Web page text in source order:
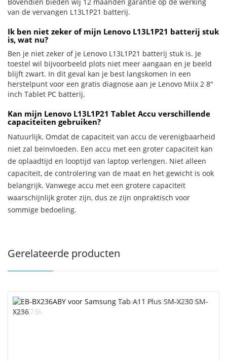
van de vervangen L13L1P21 batterij.
Ik ben niet zeker of mijn Lenovo L13L1P21 batterij stuk
is, wat nu?
Ben je niet zeker of je Lenovo L13L1P21 batterij stuk is. Je
toestel wil bijvoorbeeld plots niet meer aangaan en je beeld
blijft zwart. In dit geval kan je best langskomen in een
herstelpunt voor een gratis diagnose aan je Lenovo Miix 2 8"
inch Tablet PC batterij.
Kan mijn Lenovo L13L1P21 Tablet Accu verschillende
capaciteiten gebruiken?
Natuurlijk. Omdat de capaciteit van accu de verenigbaarheid
niet zal beïnvloeden. Een accu met een groter capaciteit kan
de oplaadtijd en looptijd van laptop verlengen. Niet alleen
capaciteit, de controlering van de maat en het gewicht is ook
belangrijk. Vanwege accu met een grotere capaciteit
waarschijnlijk groter zijn, dus ze zijn onpraktisch voor
sommige bedoeling.
Gerelateerde producten